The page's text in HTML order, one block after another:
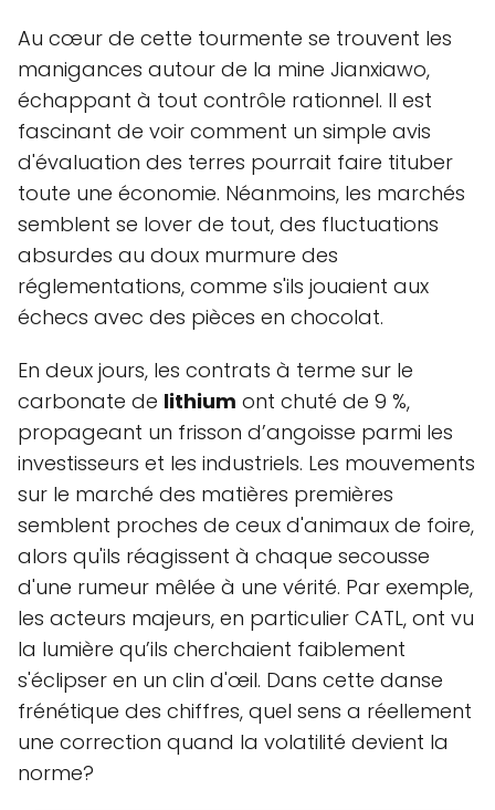
Au cœur de cette tourmente se trouvent les
manigances autour de la mine Jianxiawo,
échappant à tout contrôle rationnel. Il est
fascinant de voir comment un simple avis
d'évaluation des terres pourrait faire tituber
toute une économie. Néanmoins, les marchés
semblent se lover de tout, des fluctuations
absurdes au doux murmure des
réglementations, comme s'ils jouaient aux
échecs avec des pièces en chocolat.
En deux jours, les contrats à terme sur le
carbonate de lithium ont chuté de 9 %,
propageant un frisson d’angoisse parmi les
investisseurs et les industriels. Les mouvements
sur le marché des matières premières
semblent proches de ceux d'animaux de foire,
alors qu'ils réagissent à chaque secousse
d'une rumeur mêlée à une vérité. Par exemple,
les acteurs majeurs, en particulier CATL, ont vu
la lumière qu’ils cherchaient faiblement
s'éclipser en un clin d'œil. Dans cette danse
frénétique des chiffres, quel sens a réellement
une correction quand la volatilité devient la
norme?